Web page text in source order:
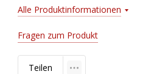
Alle Produktinformationen
Fragen zum Produkt
Teilen